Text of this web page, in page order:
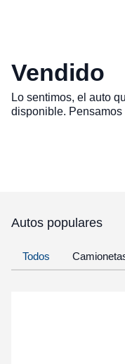
Vendido
Lo sentimos, el auto
disponible. Pensamos
Autos populares
Todos